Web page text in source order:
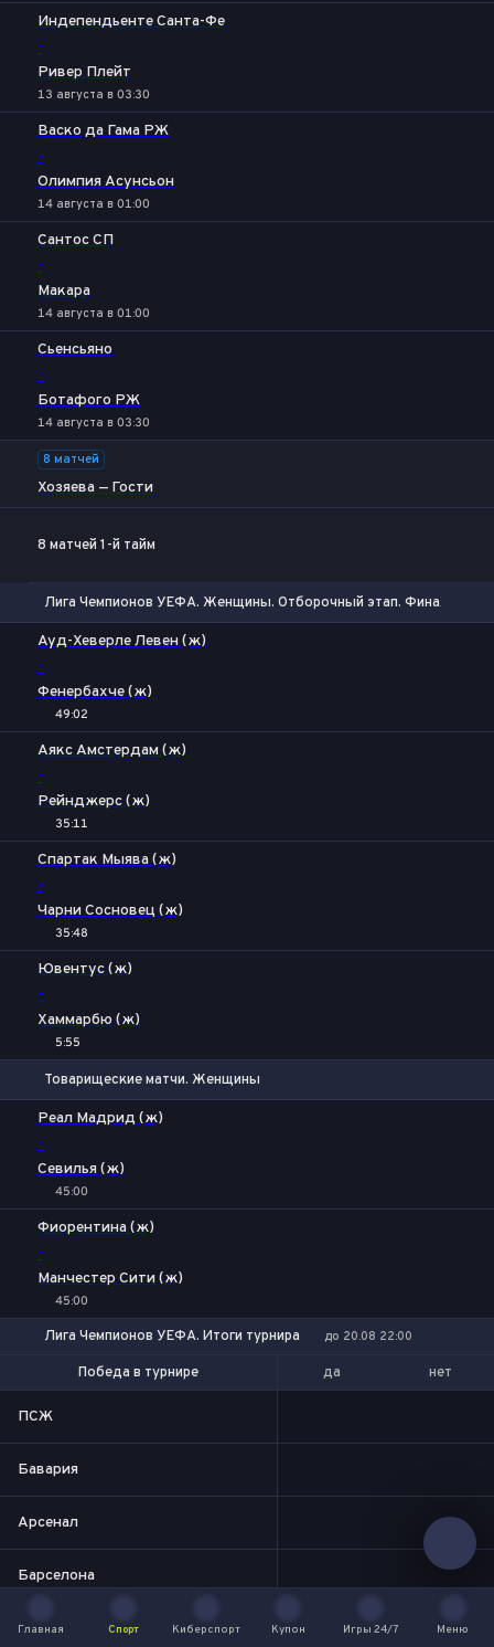
Индепендьенте Санта-Фе
-
Ривер Плейт
13 августа в 03:30
Васко да Гама РЖ
-
Олимпия Асунсьон
14 августа в 01:00
Сантос СП
-
Макара
14 августа в 01:00
Сьенсьяно
-
Ботафого РЖ
14 августа в 03:30
8 матчей
Хозяева — Гости
8 матчей 1-й тайм
Лига Чемпионов УЕФА. Женщины. Отборочный этап. Финал
Ауд-Хеверле Левен (ж)
-
Фенербахче (ж)
49:02
Аякс Амстердам (ж)
-
Рейнджерс (ж)
35:11
Спартак Мыява (ж)
-
Чарни Сосновец (ж)
35:48
Ювентус (ж)
-
Хаммарбю (ж)
5:55
Товарищеские матчи. Женщины
Реал Мадрид (ж)
-
Севилья (ж)
45:00
Фиорентина (ж)
-
Манчестер Сити (ж)
45:00
Лига Чемпионов УЕФА. Итоги турнира до 20.08 22:00
Победа в турнире Выход в финал
да нет
ПСЖ
Бавария
Арсенал
Барселона
Манчестер Сити
Главная
Спорт
Киберспорт
Купон
Игры 24/7
Меню